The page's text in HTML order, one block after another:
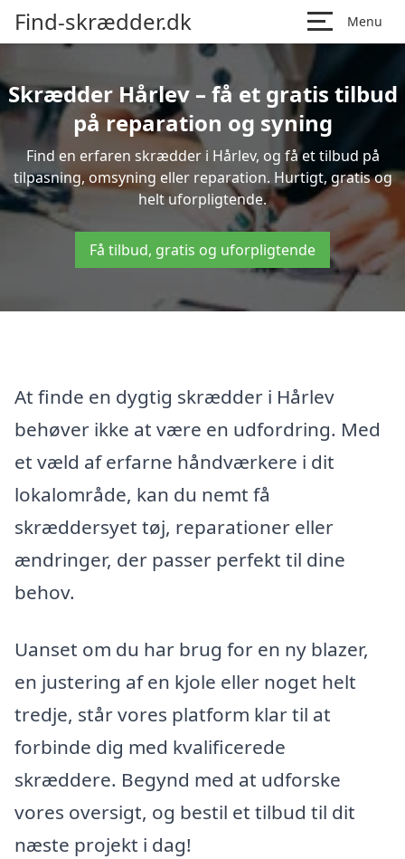
Find-skrædder.dk Menu
Skrædder Hårlev – få et gratis tilbud
på reparation og syning
Find en erfaren skrædder i Hårlev, og få et tilbud på
tilpasning, omsyning eller reparation. Hurtigt, gratis og
helt uforpligtende.
Få tilbud, gratis og uforpligtende
At finde en dygtig skrædder i Hårlev
behøver ikke at være en udfordring. Med
et væld af erfarne håndværkere i dit
lokalområde, kan du nemt få
skræddersyet tøj, reparationer eller
ændringer, der passer perfekt til dine
behov.
Uanset om du har brug for en ny blazer,
en justering af en kjole eller noget helt
tredje, står vores platform klar til at
forbinde dig med kvalificerede
skræddere. Begynd med at udforske
vores oversigt, og bestil et tilbud til dit
næste projekt i dag!